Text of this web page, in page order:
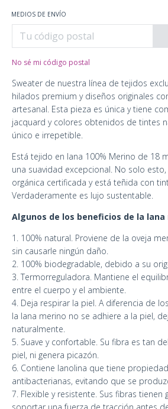
MEDIOS DE ENVÍO
No sé mi código postal
Sweater de nuestra línea de tejidos
hilados premium y diseños originales
artesanal. Esta pieza es única y tiene
jacquard y colores obtenidos de tintes
único e irrepetible.
Está tejido en lana 100% Merino de 18
una suavidad excepcional. No solo
orgánica certificada y está teñida con
Verdaderamente es lujo sustentable.
Algunos de los beneficios de la lana
1. 100% natural. Proviene de la oveja
sin causarle ningún daño.
2. 100% biodegradable, debido a su
3. Termorreguladora. Mantiene el
entre el cuerpo y el ambiente.
4. Deja respirar la piel. A diferencia de
la lana merino no se adhiere a la piel,
naturalmente.
5. Suave y confortable. Su fibra es tan
piel, ni genera picazón.
6. Contiene lanolina que tiene
antibacterianas, evitando que se
7. Flexible y resistente. Sus fibras tienen